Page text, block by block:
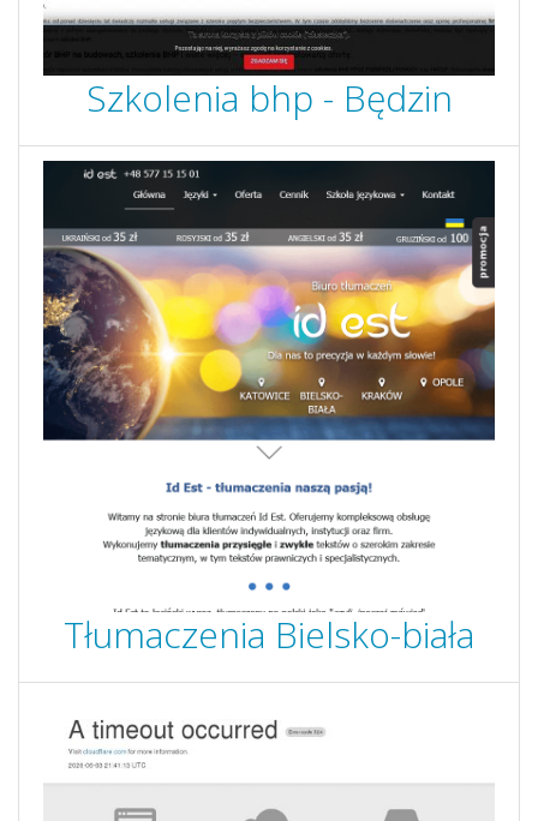
Szkolenia bhp - Będzin
Tłumaczenia Bielsko-biała